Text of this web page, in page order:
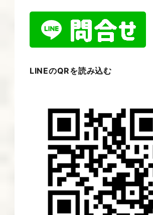
LINEのQRを読み込む